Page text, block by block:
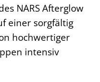
NARS Afterglow
einer sorgfältig
hochwertiger
intensiv